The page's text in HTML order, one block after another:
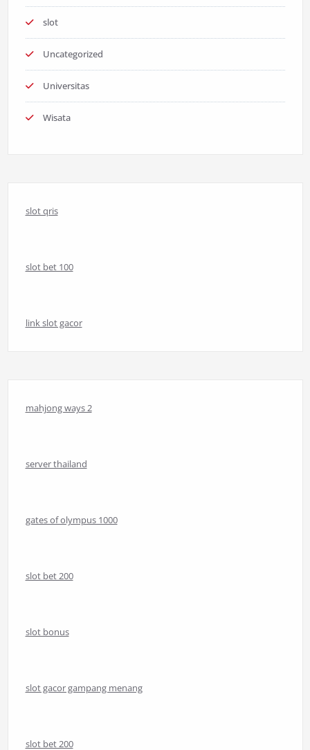
slot
Uncategorized
Universitas
Wisata
slot qris
slot bet 100
link slot gacor
mahjong ways 2
server thailand
gates of olympus 1000
slot bet 200
slot bonus
slot gacor gampang menang
slot bet 200